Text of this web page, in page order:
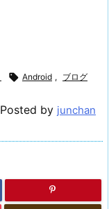
 Android , ブログ
Posted by junchan